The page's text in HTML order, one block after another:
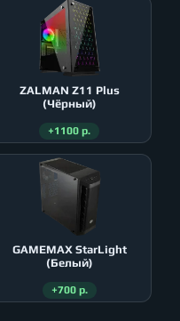
ZALMAN Z11 Plus
(Чёрный)
+1100 р.
GAMEMAX StarLight
(Белый)
+700 р.